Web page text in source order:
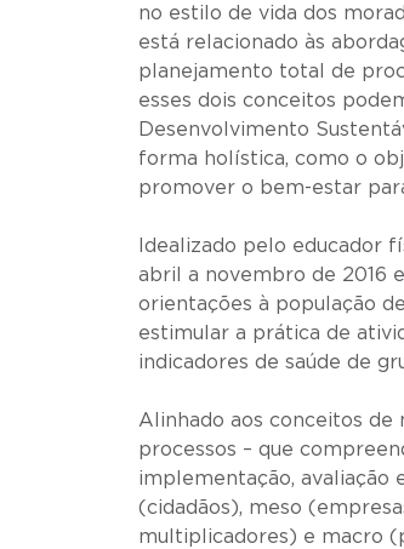
no estilo de vida dos
está relacionado às
planejamento total de
esses dois conceitos
Desenvolvimento
forma holística, como o
promover o bem-estar
Idealizado pelo educador
abril a novembro de 2016
orientações à população
estimular a prática de
indicadores de saúde de
Alinhado aos conceitos
processos – que
implementação, avaliação
(cidadãos), meso
multiplicadores) e macro